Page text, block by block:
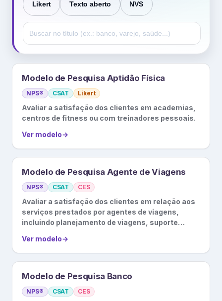
Likert Texto aberto NVS
Modelo de Pesquisa Aptidão Física
NPS® CSAT Likert
Avaliar a satisfação dos clientes em academias,
centros de fitness ou com treinadores pessoais.
Ver modelo→
Modelo de Pesquisa Agente de Viagens
NPS® CSAT CES
Avaliar a satisfação dos clientes em relação aos
serviços prestados por agentes de viagens,
incluindo planejamento de viagens, suporte
Ver modelo→
Modelo de Pesquisa Banco
NPS® CSAT CES